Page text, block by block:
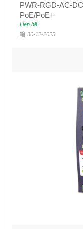
PWR-RGD-AC-
PoE/PoE+
Liên hệ
30-12-2025